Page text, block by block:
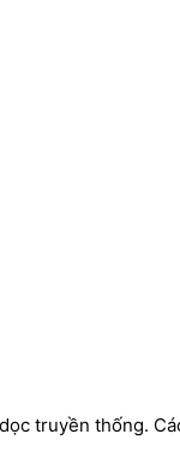
truyền thống.